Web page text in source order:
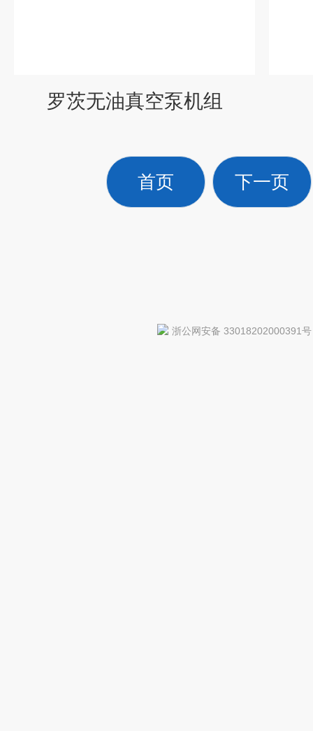
罗茨无油真空泵机组
首页 下一页
浙公网安备 33018202000391号